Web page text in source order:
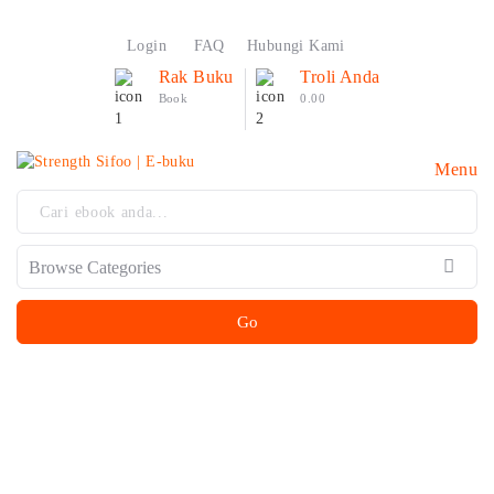
Login FAQ Hubungi Kami
Rak Buku
Book
Troli Anda
0.00
Menu
Go